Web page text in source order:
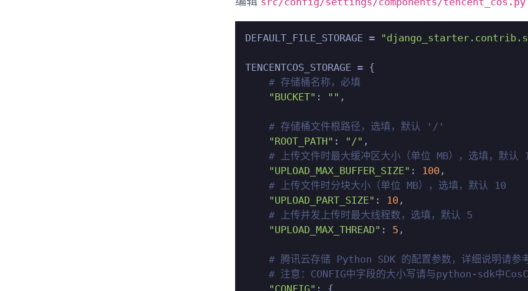
DEFAULT_FILE_STORAGE =
TENCENTCOS_STORAGE = {
# 存储桶名称，必填
"BUCKET" : "" ,
# 存储桶文件根路径，选填，默认 '/'
"ROOT_PATH" : "/" ,
# 上传文件时最大缓冲区大小（单位 MB），选填，默认
"UPLOAD_MAX_BUFFER_SIZE" : 100 ,
# 上传文件时分块大小（单位 MB），选填，默认 10
"UPLOAD_PART_SIZE" : 10 ,
# 上传并发上传时最大线程数，选填，默认 5
"UPLOAD_MAX_THREAD" : 5 ,
# 腾讯云存储 Python SDK 的配置参数，详细说明请参
# 注意：CONFIG中字段的大小写请与python-sdk中